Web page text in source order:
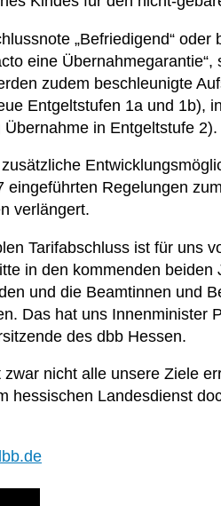
„Befriedigend“
eine
zudem beschleunigte
Entgeltstufen 1a und 1b),
in Entgeltstufe 2).
Regelungen
verlängert.
Tarifabschluss ist für uns
in den kommenden beiden
und die Beamtinnen und
Das hat uns Innenminister
des dbb Hessen.
nicht alle unsere Ziele
hessischen Landesdienst